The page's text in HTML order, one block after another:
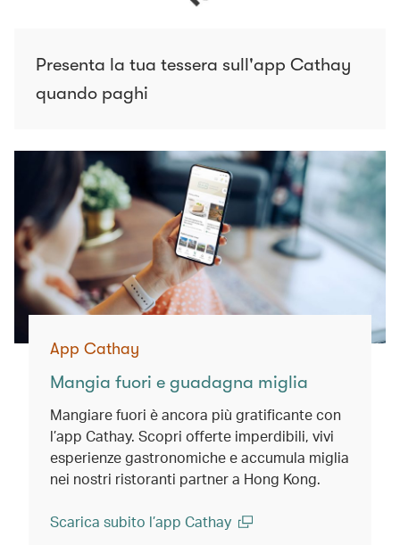
Presenta la tua tessera sull'app Cathay
quando paghi
App Cathay
Mangia fuori e guadagna miglia
Mangiare fuori è ancora più gratificante con
l’app Cathay. Scopri offerte imperdibili, vivi
esperienze gastronomiche e accumula miglia
nei nostri ristoranti partner a Hong Kong.
Scarica subito l’app Cathay